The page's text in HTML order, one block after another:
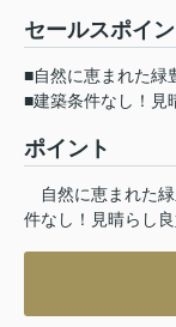
セールスポイン
■自然に恵まれた緑
■建築条件なし！見
ポイント
自然に恵まれた
件なし！見晴らし